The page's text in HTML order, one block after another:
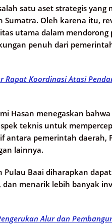
satu aset strategis yang
Oleh karena itu,
utama dalam mendorong
penuh dari
Rapat Koordinasi Atasi
Hasan menegaskan
teknis untuk
pemerintah daerah,
lainnya.
Pulau Baai diharapkan
menarik lebih banyak
Alur dan